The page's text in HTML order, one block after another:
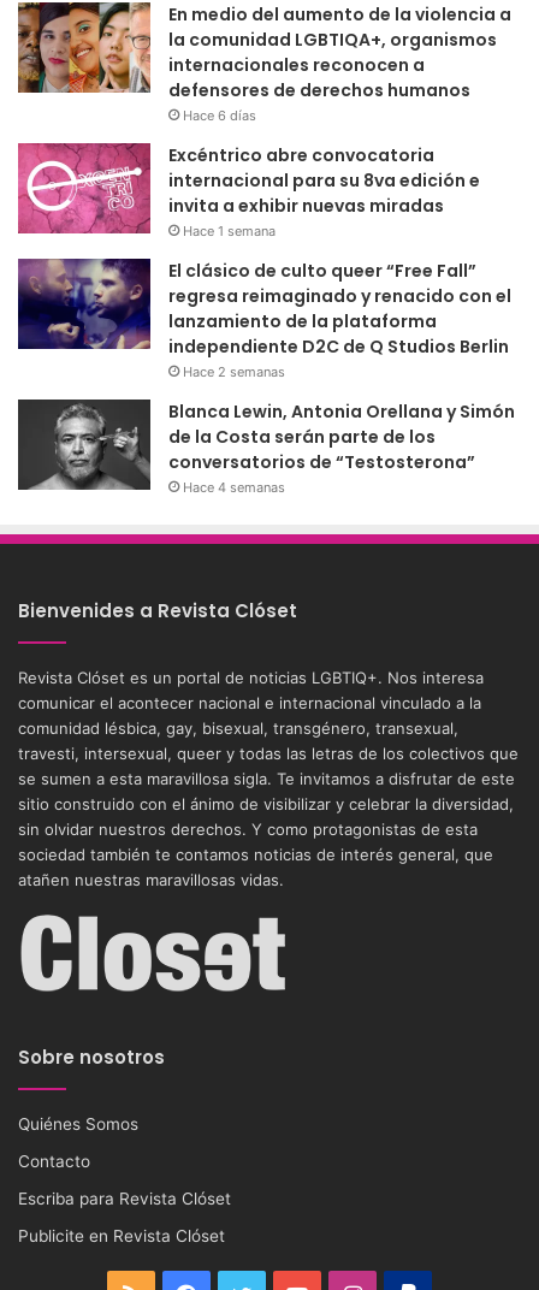
En medio del aumento de la violencia a
la comunidad LGBTIQA+, organismos
internacionales reconocen a
defensores de derechos humanos
Hace 6 días
Excéntrico abre convocatoria
internacional para su 8va edición e
invita a exhibir nuevas miradas
Hace 1 semana
El clásico de culto queer “Free Fall”
regresa reimaginado y renacido con el
lanzamiento de la plataforma
independiente D2C de Q Studios Berlin
Hace 2 semanas
Blanca Lewin, Antonia Orellana y Simón
de la Costa serán parte de los
conversatorios de “Testosterona”
Hace 4 semanas
Bienvenides a Revista Clóset
Revista Clóset es un portal de noticias LGBTIQ+. Nos interesa
comunicar el acontecer nacional e internacional vinculado a la
comunidad lésbica, gay, bisexual, transgénero, transexual,
travesti, intersexual, queer y todas las letras de los colectivos que
se sumen a esta maravillosa sigla. Te invitamos a disfrutar de este
sitio construido con el ánimo de visibilizar y celebrar la diversidad,
sin olvidar nuestros derechos. Y como protagonistas de esta
sociedad también te contamos noticias de interés general, que
atañen nuestras maravillosas vidas.
Sobre nosotros
Quiénes Somos
Contacto
Escriba para Revista Clóset
Publicite en Revista Clóset